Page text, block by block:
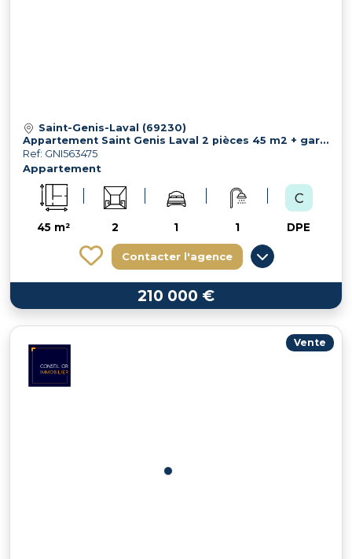
Saint-Genis-Laval (69230)
Appartement Saint Genis Laval 2 pièces 45 m2 + garage
Ref: GNI563475
Appartement
45 m² 2 1 1 DPE
Contacter l'agence
210 000 €
Vente